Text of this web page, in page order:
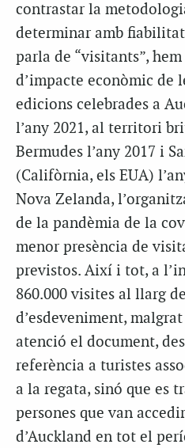
contrastar la
determinar amb
parla de “visitants”,
d’impacte econòmic de
edicions celebrades a
l’any 2021, al territori
Bermudes l’any 2017 i
(Califòrnia, els EUA)
Nova Zelanda,
de la pandèmia de la
menor presència de
previstos. Així i tot, a
860.000 visites al llarg
d’esdeveniment,
atenció el document,
referència a turistes
a la regata, sinó que es
persones que van
d’Auckland en tot el